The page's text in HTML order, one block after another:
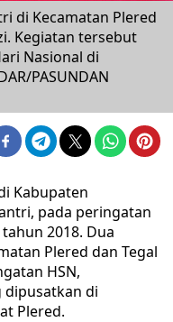
di Kecamatan Plered
Kegiatan tersebut
Nasional di
PASUNDAN
Kabupaten
pada peringatan
2018. Dua
Plered dan Tegal
HSN,
dipusatkan di
Plered.